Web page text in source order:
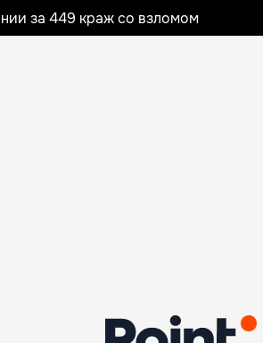
за 449 краж со взломом